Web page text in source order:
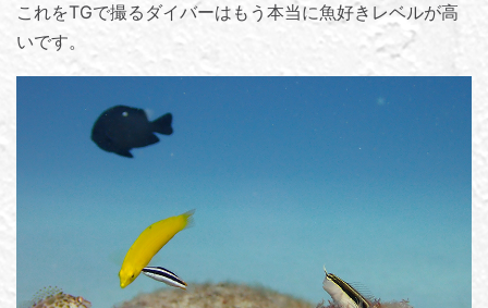
これをTGで撮るダイバーはもう本当に魚好きレベルが高
いです。